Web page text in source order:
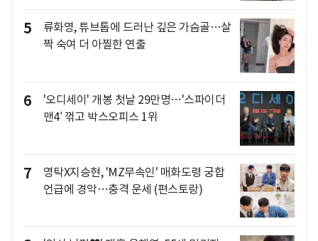
5
류화영, 튜브톱에 드러난 깊은 가슴골…살
짝 숙여 더 아찔한 연출
6
'오디세이' 개봉 첫날 29만명…'스파이더
맨4′ 꺾고 박스오피스 1위
7
영탁X지승현, 'MZ무속인' 매화도령 궁합
언급에 경악…충격 운세 (편스토랑)